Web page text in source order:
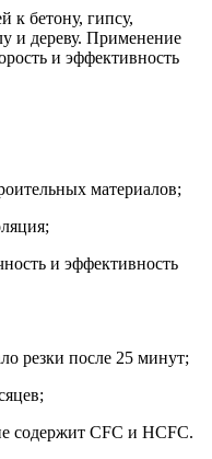
к бетону, гипсу,
и дереву. Применение
и эффективность
материалов;
и эффективность
резки после 25 минут;
содержит CFC и HCFC.